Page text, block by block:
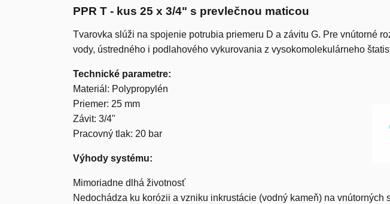
PPR T - kus 25 x 3/4" s prevlečnou maticou
Tvarovka slúži na spojenie potrubia priemeru D a závitu G. Pre vnútorné
vody, ústredného i podlahového vykurovania z vysokomolekulárneho
Technické parametre:
Materiál: Polypropylén
Priemer: 25 mm
Závit: 3/4"
Pracovný tlak: 20 bar
Výhody systému:
Mimoriadne dlhá životnosť
Nedochádza ku korózii a vzniku inkrustácie (vodný kameň) na vnútorných